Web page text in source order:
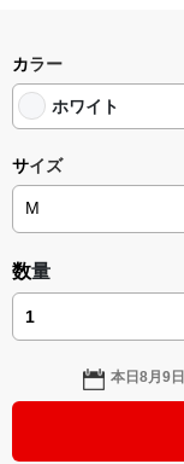
カラー
ホワイト
サイズ
数量
本日8月9日